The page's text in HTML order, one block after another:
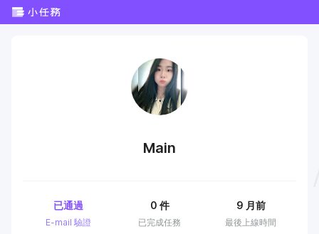
Main
E-mail 驗證
已通過
已完成任務
0 件
最後上線時間
9 月前